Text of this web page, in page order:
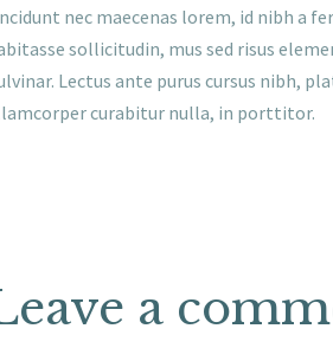
nec maecenas lorem, id nibh a
sollicitudin, mus sed risus
Lectus ante purus cursus nibh,
curabitur nulla, in porttitor.
a